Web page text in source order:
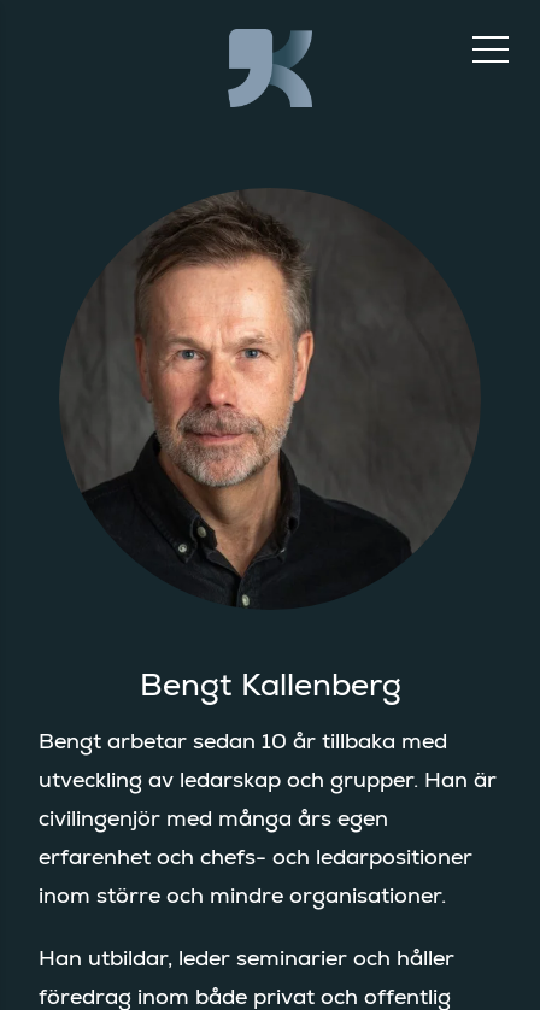
Bengt Kallenberg
Bengt arbetar sedan 10 år tillbaka med
utveckling av ledarskap och grupper. Han är
civilingenjör med många års egen
erfarenhet och chefs- och ledarpositioner
inom större och mindre organisationer.
Han utbildar, leder seminarier och håller
föredrag inom både privat och offentlig